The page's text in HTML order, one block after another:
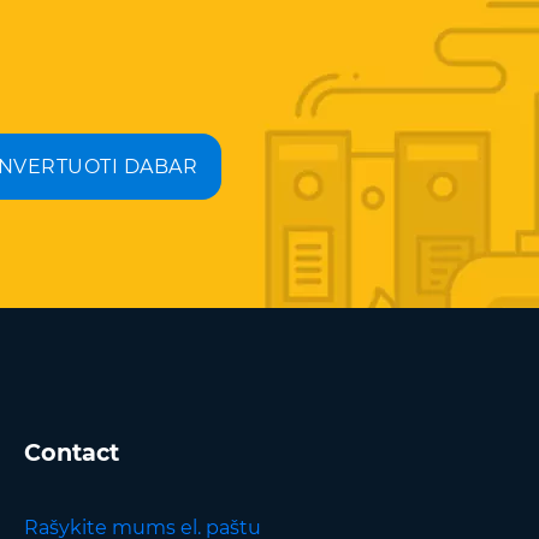
DABAR
Contact
Rašykite mums el. paštu